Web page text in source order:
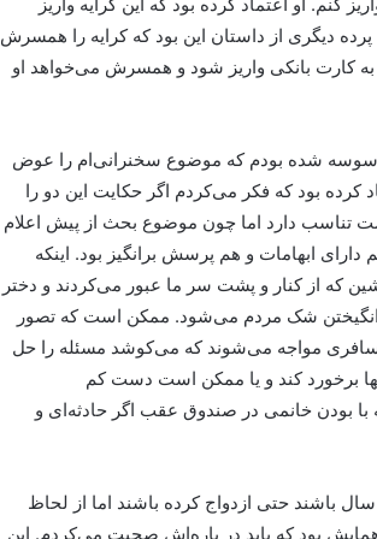
دیگری از داستان این بود که کرایه را همسرش
به کارت بانکی واریز شود و همسرش می‌خواهد او
شده بودم که موضوع سخنرانی‌ام را عوض
کرده بود که فکر می‌کردم اگر حکایت این دو را
تناسب دارد اما چون موضوع بحث از پیش اعلام
دارای ابهامات و هم پرسش برانگیز بود. اینکه
که از کنار و پشت سر ما عبور می‌کردند و دختر
شک مردم می‌شود. ممکن است که تصور
مسافری مواجه می‌شوند که می‌کوشد مسئله را حل
برخورد کند و یا ممکن است دست کم
بودن خانمی در صندوق عقب اگر حادثه‌ای و
باشند حتی ازدواج کرده باشند اما از لحاظ
بود که باید در باره‌اش صحبت می‌کردم. این